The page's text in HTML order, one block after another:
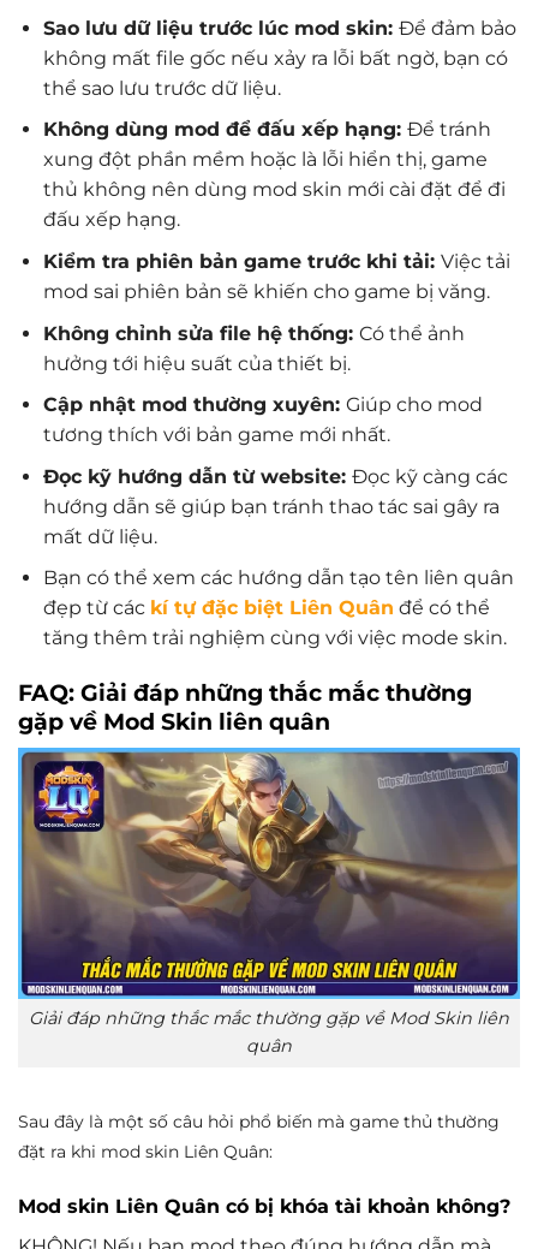
Sao lưu dữ liệu trước lúc mod skin: Để đảm bảo
không mất file gốc nếu xảy ra lỗi bất ngờ, bạn có
thể sao lưu trước dữ liệu.
Không dùng mod để đấu xếp hạng: Để tránh
xung đột phần mềm hoặc là lỗi hiển thị, game
thủ không nên dùng mod skin mới cài đặt để đi
đấu xếp hạng.
Kiểm tra phiên bản game trước khi tải: Việc tải
mod sai phiên bản sẽ khiến cho game bị văng.
Không chỉnh sửa file hệ thống: Có thể ảnh
hưởng tới hiệu suất của thiết bị.
Cập nhật mod thường xuyên: Giúp cho mod
tương thích với bản game mới nhất.
Đọc kỹ hướng dẫn từ website: Đọc kỹ càng các
hướng dẫn sẽ giúp bạn tránh thao tác sai gây ra
mất dữ liệu.
Bạn có thể xem các hướng dẫn tạo tên liên quân
đẹp từ các kí tự đặc biệt Liên Quân để có thể
tăng thêm trải nghiệm cùng với việc mode skin.
FAQ: Giải đáp những thắc mắc thường
gặp về Mod Skin liên quân
Giải đáp những thắc mắc thường gặp về Mod Skin liên
quân
Sau đây là một số câu hỏi phổ biến mà game thủ thường
đặt ra khi mod skin Liên Quân:
Mod skin Liên Quân có bị khóa tài khoản không?